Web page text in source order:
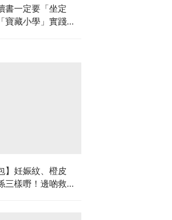
書一定要「坐定
寶藏小學」實踐動
】妊娠紋、橙皮
三樣嘢！邊啲救得